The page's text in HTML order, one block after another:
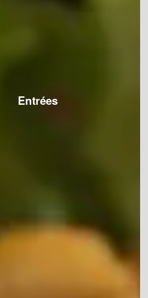
Entrées